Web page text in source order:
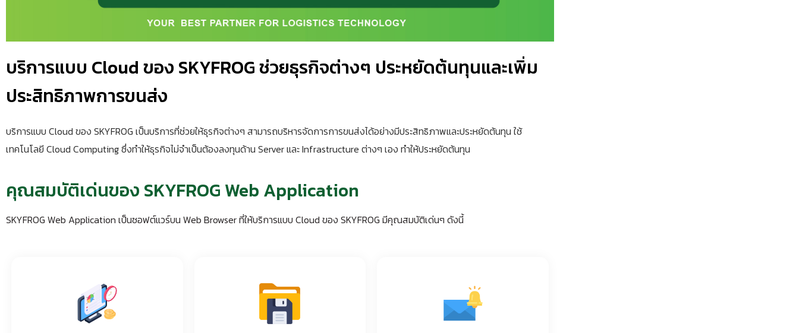
บริการแบบ Cloud ของ SKYFROG ช่วยธุรกิจต่างๆ ประหยัดต้นทุนและเพิ่ม
ประสิทธิภาพการขนส่ง
บริการแบบ Cloud ของ SKYFROG เป็นบริการที่ช่วยให้ธุรกิจต่างๆ สามารถบริหารจัดการการขนส่งได้อย่างมีประสิทธิภาพและประหยัดต้นทุน ใช้
เทคโนโลยี Cloud Computing ซึ่งทำให้ธุรกิจไม่จำเป็นต้องลงทุนด้าน Server และ Infrastructure ต่างๆ เอง ทำให้ประหยัดต้นทุน
คุณสมบัติเด่นของ SKYFROG Web Application
SKYFROG Web Application เป็นซอฟต์แวร์บน Web Browser ที่ให้บริการแบบ Cloud ของ SKYFROG มีคุณสมบัติเด่นๆ ดังนี้